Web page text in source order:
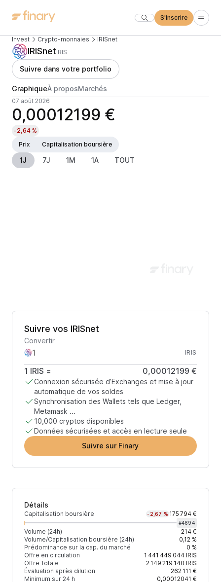
S'inscrire
Invest Crypto-monnaies IRISnet
IRISnetIRIS
Suivre dans votre portfolio
GraphiqueÀ proposMarchés
07 août 2026
0,00012199 €
-2,64 %
Prix
Capitalisation boursière
1J 7J 1M 1A TOUT
Suivre vos IRISnet
Convertir
IRIS
1 IRIS = 0,00012199 €
Connexion sécurisée d’Exchanges et mise à jour
automatique de vos soldes
Synchronisation des Wallets tels que Ledger,
Metamask ...
10,000 cryptos disponibles
Données sécurisées et accès en lecture seule
Suivre sur Finary
Détails
Capitalisation boursière -2,67 % 175 794 €
#4694
Volume (24h)
214 €
Volume/Capitalisation boursière (24h)
0,12 %
Prédominance sur la cap. du marché
0 %
Offre en circulation
1 441 449 044IRIS
Offre Totale
2 149 219 140 IRIS
Évaluation après dilution
262 111 €
Minimum sur 24 h
0,00012041 €